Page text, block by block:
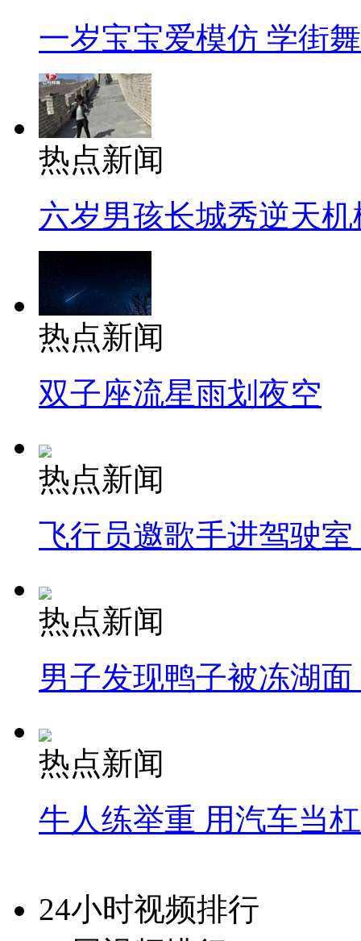
一岁宝宝爱模仿 学街
热点新闻
六岁男孩长城秀逆天机
热点新闻
双子座流星雨划夜空
热点新闻
飞行员邀歌手进驾驶
热点新闻
男子发现鸭子被冻湖
热点新闻
牛人练举重 用汽车当
24小时视频排行